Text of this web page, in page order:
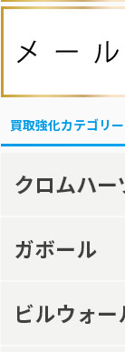
買取強化カテゴリー